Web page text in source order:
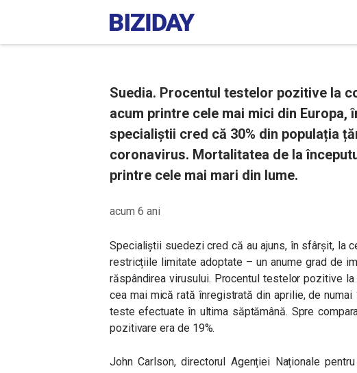
Suedia. Procentul testelor pozitive la
acum printre cele mai mici din Europa,
specialiștii cred că 30% din populația
coronavirus. Mortalitatea de la
printre cele mai mari din lume.
acum 6 ani
Specialiștii suedezi cred că au ajuns, în sfârșit, la
restricțiile limitate adoptate – un anume grad de
răspândirea virusului. Procentul testelor pozitive
cea mai mică rată înregistrată din aprilie, de
teste efectuate în ultima săptămână. Spre
pozitivare era de 19%.
John Carlson, directorul Agenției Naționale